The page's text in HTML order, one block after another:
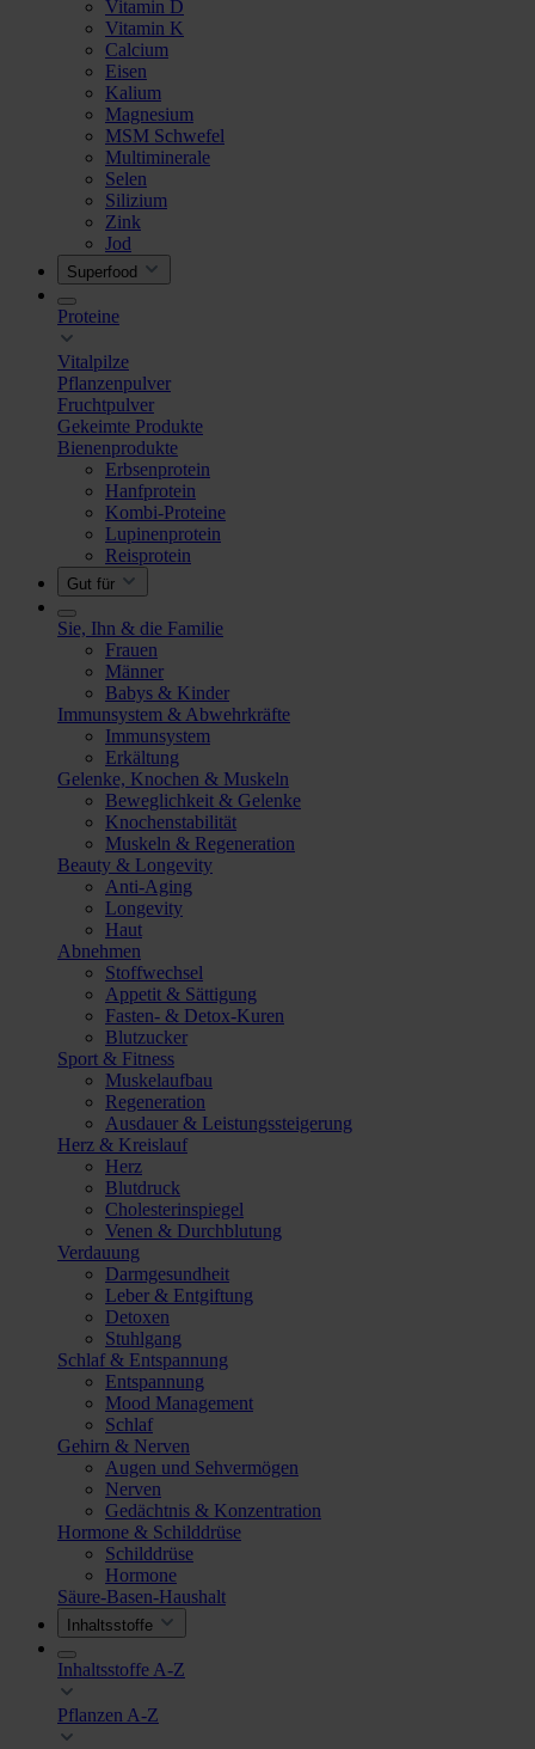
Vitamin D
Vitamin K
Calcium
Eisen
Kalium
Magnesium
MSM Schwefel
Multiminerale
Selen
Silizium
Zink
Jod
Superfood
Proteine
Vitalpilze
Pflanzenpulver
Fruchtpulver
Gekeimte Produkte
Bienenprodukte
Erbsenprotein
Hanfprotein
Kombi-Proteine
Lupinenprotein
Reisprotein
Gut für
Sie, Ihn & die Familie
Frauen
Männer
Babys & Kinder
Immunsystem & Abwehrkräfte
Immunsystem
Erkältung
Gelenke, Knochen & Muskeln
Beweglichkeit & Gelenke
Knochenstabilität
Muskeln & Regeneration
Beauty & Longevity
Anti-Aging
Longevity
Haut
Abnehmen
Stoffwechsel
Appetit & Sättigung
Fasten- & Detox-Kuren
Blutzucker
Sport & Fitness
Muskelaufbau
Regeneration
Ausdauer & Leistungssteigerung
Herz & Kreislauf
Herz
Blutdruck
Cholesterinspiegel
Venen & Durchblutung
Verdauung
Darmgesundheit
Leber & Entgiftung
Detoxen
Stuhlgang
Schlaf & Entspannung
Entspannung
Mood Management
Schlaf
Gehirn & Nerven
Augen und Sehvermögen
Nerven
Gedächtnis & Konzentration
Hormone & Schilddrüse
Schilddrüse
Hormone
Säure-Basen-Haushalt
Inhaltsstoffe
Inhaltsstoffe A-Z
Pflanzen A-Z